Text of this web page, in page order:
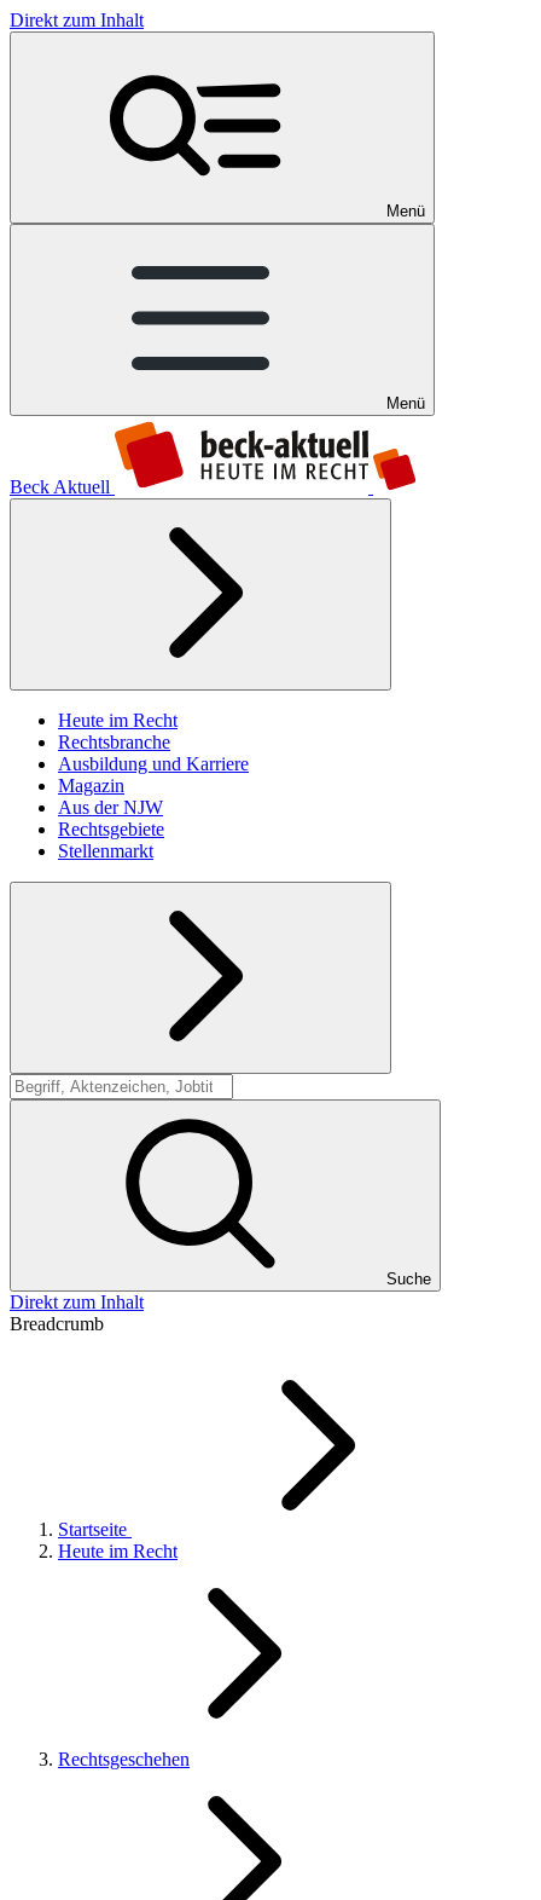
Direkt zum Inhalt
Menü
Menü
Beck Aktuell
Heute im Recht
Rechtsbranche
Ausbildung und Karriere
Magazin
Aus der NJW
Rechtsgebiete
Stellenmarkt
Suche
Suche
Direkt zum Inhalt
Breadcrumb
Startseite
Heute im Recht
Rechtsgeschehen